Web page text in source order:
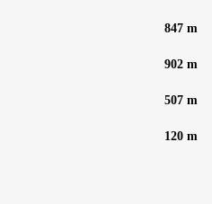
847 m
902 m
507 m
120 m